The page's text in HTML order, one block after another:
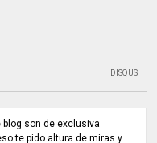
DISQUS
son de exclusiva
te pido altura de miras y